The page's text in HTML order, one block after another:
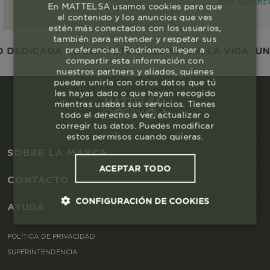
AL DISFRUTE Y RESPETO A LA VIDA.
SOBRE LA MARCA
CONTACTO
AYUDA
POLÍTICA DE PRIVACIDAD
SUPERINTENDENCIA
En MATTELSA usamos cookies para que
el contenido y los anuncios que ves
estén más conectados con los usuarios,
también para entender y respetar sus
preferencias. Podríamos llegar a
compartir esta información con
nuestros partners y aliados, quienes
pueden unirla con otros datos que tú
les hayas dado o que hayan recogido
mientras usabas sus servicios. Tienes
todo el derecho a ver, actualizar o
corregir tus datos. Puedes modificar
estos permisos cuando quieras.
ACEPTAR TODO
CONFIGURACIÓN DE COOKIES
Cookies esenciales y necesarias